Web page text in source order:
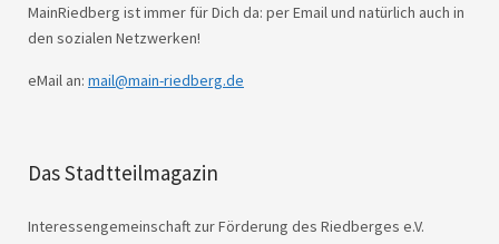
MainRiedberg ist immer für Dich da: per Email und natürlich auch in
den sozialen Netzwerken!
eMail an: mail@main-riedberg.de
Das Stadtteilmagazin
Interessengemeinschaft zur Förderung des Riedberges e.V.